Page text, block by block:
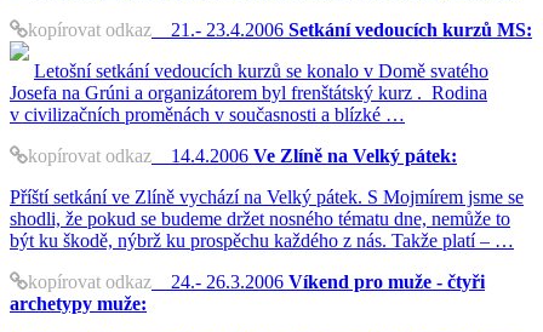
kopírovat odkaz 21.- 23.4.2006 Setkání vedoucích kurzů MS:
Letošní setkání vedoucích kurzů se konalo v Domě svatého
Josefa na Grúni a organizátorem byl frenštátský kurz . Rodina
v civilizačních proměnách v současnosti a blízké …
kopírovat odkaz 14.4.2006 Ve Zlíně na Velký pátek:
Příští setkání ve Zlíně vychází na Velký pátek. S Mojmírem jsme se
shodli, že pokud se budeme držet nosného tématu dne, nemůže to
být ku škodě, nýbrž ku prospěchu každého z nás. Takže platí – …
kopírovat odkaz 24.- 26.3.2006 Víkend pro muže - čtyři
archetypy muže: